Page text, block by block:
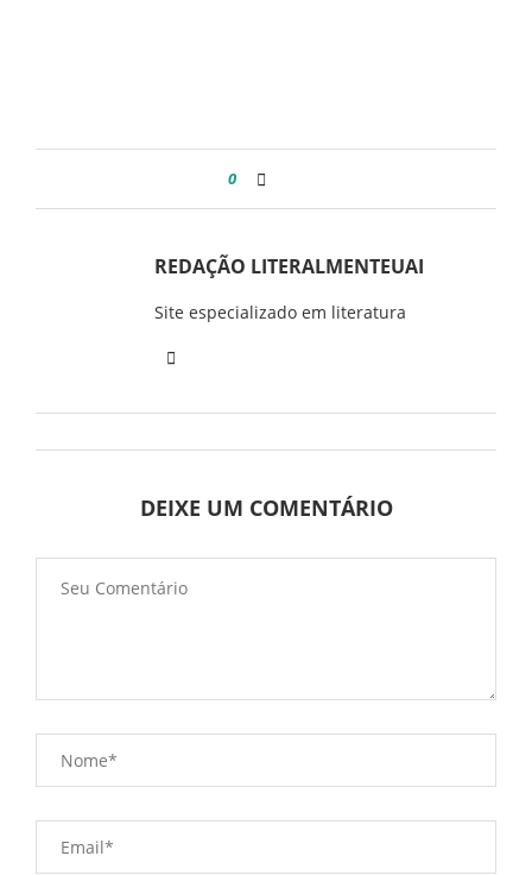
0
REDAÇÃO LITERALMENTEUAI
Site especializado em literatura
DEIXE UM COMENTÁRIO